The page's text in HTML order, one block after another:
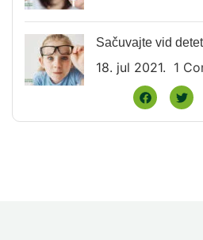
Sačuvajte vid
18. jul 2021. 1